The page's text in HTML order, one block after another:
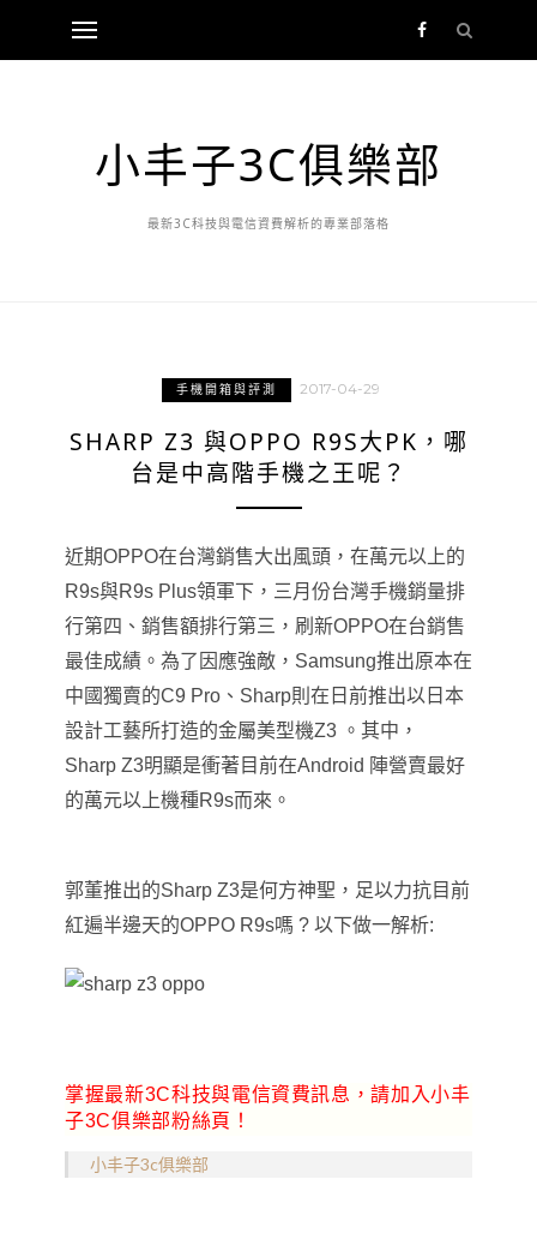
小丰子3C俱樂部
最新3C科技與電信資費解析的專業部落格
手機開箱與評測 2017-04-29
SHARP Z3 與OPPO R9S大PK，哪
台是中高階手機之王呢？
近期OPPO在台灣銷售大出風頭，在萬元以上的
R9s與R9s Plus領軍下，三月份台灣手機銷量排
行第四、銷售額排行第三，刷新OPPO在台銷售
最佳成績 。 為了因應強敵 ， Samsung推出原本在
中國獨賣的C9 Pro、Sharp則在日前推出以日本
設計工藝所打造的金屬美型機Z3 。 其中 ，
Sharp Z3明顯是衝著目前在Android 陣營賣最好
的萬元以上機種R9s而來 。
郭董推出的Sharp Z3是何方神聖 ， 足以力抗目前
紅遍半邊天的OPPO R9s嗎 ? 以下做一解析:
掌握最新3C科技與電信資費訊息，請加入小丰
子3C俱樂部粉絲頁！
小丰子3c俱樂部